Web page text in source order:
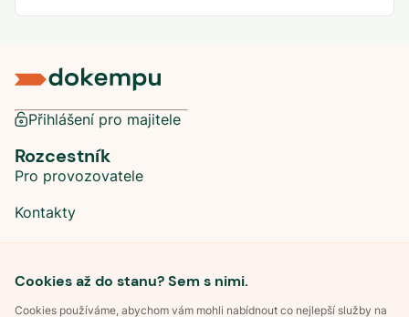
Cookies až do stanu? Sem s nimi.
Cookies používáme, abychom vám mohli nabídnout co nejlepší služby na
Přihlášení pro majitele
Rozcestník
Pro provozovatele
Kontakty